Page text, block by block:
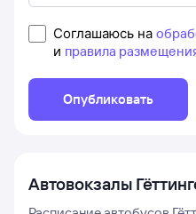
Соглашаюсь на
и правила
Опубликовать
Автовокзалы